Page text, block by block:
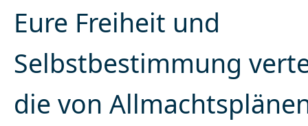
Eure Freiheit und
Selbstbestimmung
die von